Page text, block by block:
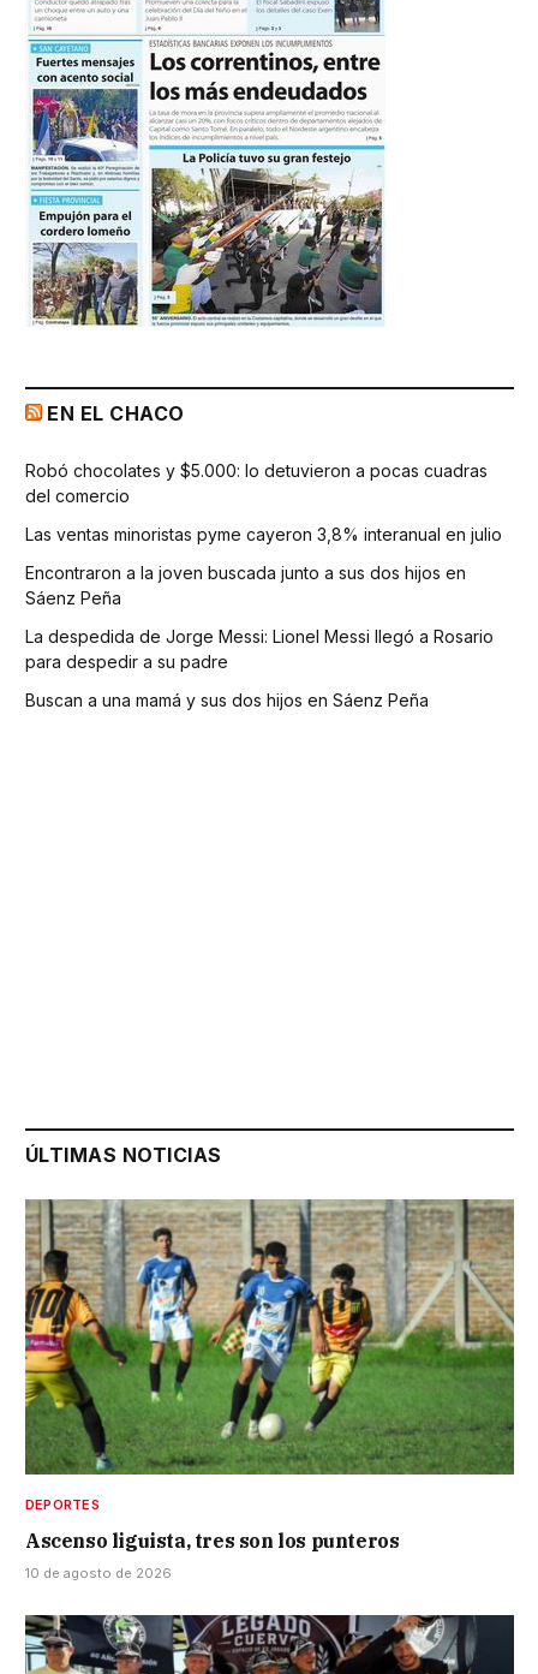
EN EL CHACO
Robó chocolates y $5.000: lo detuvieron a pocas cuadras
del comercio
Las ventas minoristas pyme cayeron 3,8% interanual en julio
Encontraron a la joven buscada junto a sus dos hijos en
Sáenz Peña
La despedida de Jorge Messi: Lionel Messi llegó a Rosario
para despedir a su padre
Buscan a una mamá y sus dos hijos en Sáenz Peña
ÚLTIMAS NOTICIAS
DEPORTES
Ascenso liguista, tres son los punteros
10 de agosto de 2026